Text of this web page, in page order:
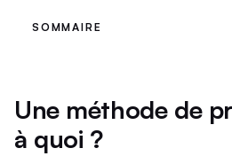
SOMMAIRE
Une méthode de
à quoi ?